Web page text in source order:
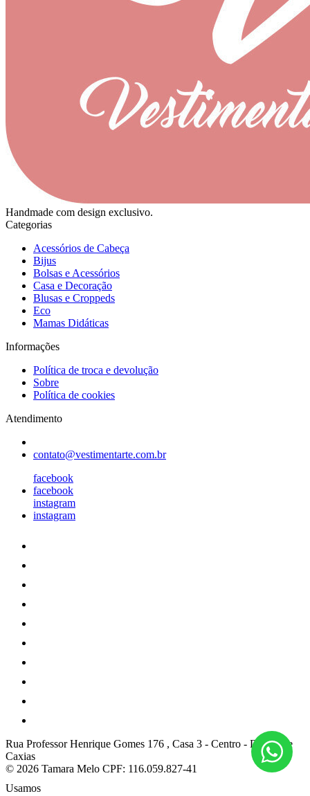
Handmade com design exclusivo.
Categorias
Acessórios de Cabeça
Bijus
Bolsas e Acessórios
Casa e Decoração
Blusas e Croppeds
Eco
Mamas Didáticas
Informações
Política de troca e devolução
Sobre
Política de cookies
Atendimento
contato@vestimentarte.com.br
facebook
facebook
instagram
instagram
Rua Professor Henrique Gomes 176 , Casa 3 - Centro - Duque de
Caxias
© 2026 Tamara Melo CPF: 116.059.827-41
Usamos